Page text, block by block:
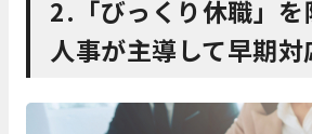
2.「びっくり休職」を
人事が主導して早期